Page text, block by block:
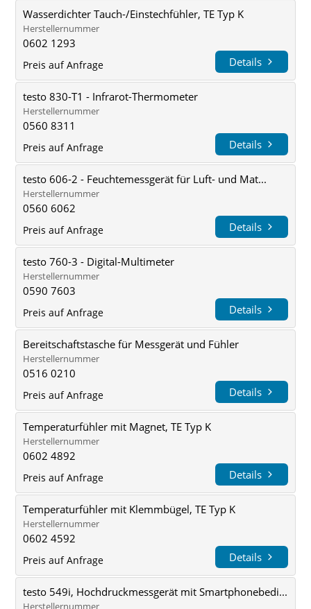
Wasserdichter Tauch-/Einstechfühler, TE Typ K
Herstellernummer
0602 1293
Preis auf Anfrage Details
testo 830-T1 - Infrarot-Thermometer
Herstellernummer
0560 8311
Preis auf Anfrage Details
testo 606-2 - Feuchtemessgerät für Luft- und Mat...
Herstellernummer
0560 6062
Preis auf Anfrage Details
testo 760-3 - Digital-Multimeter
Herstellernummer
0590 7603
Preis auf Anfrage Details
Bereitschaftstasche für Messgerät und Fühler
Herstellernummer
0516 0210
Preis auf Anfrage Details
Temperaturfühler mit Magnet, TE Typ K
Herstellernummer
0602 4892
Preis auf Anfrage Details
Temperaturfühler mit Klemmbügel, TE Typ K
Herstellernummer
0602 4592
Preis auf Anfrage Details
testo 549i, Hochdruckmessgerät mit Smartphonebedi...
Herstellernummer